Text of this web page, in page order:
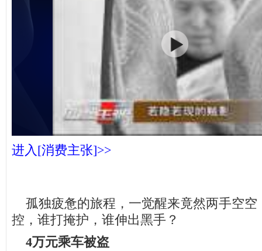
进入[消费主张]>>
孤独疲惫的旅程，一觉醒来竟然两手空空
控，谁打掩护，谁伸出黑手？
4万元乘车被盗